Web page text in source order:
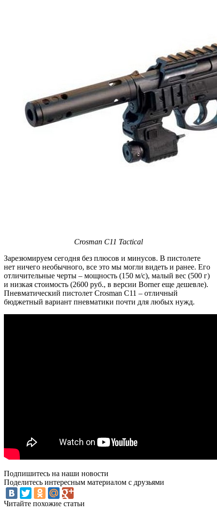
Crosman C11 Tactical
Зарезюмируем сегодня без плюсов и минусов. В пистолете
нет ничего необычного, все это мы могли видеть и ранее. Его
отличительные черты – мощность (150 м/с), малый вес (500 г)
и низкая стоимость (2600 руб., в версии Borner еще дешевле).
Пневматический пистолет Crosman C11 – отличный
бюджетный вариант пневматики почти для любых нужд.
Подпишитесь на наши новости
Поделитесь интересным материалом с друзьями
Читайте похожие статьи